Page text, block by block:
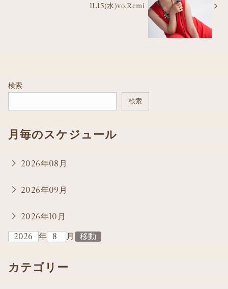
11.15(水)vo.Remi
検索
検索
月毎のスケジュール
2026年08月
2026年09月
2026年10月
年
月
カテゴリー